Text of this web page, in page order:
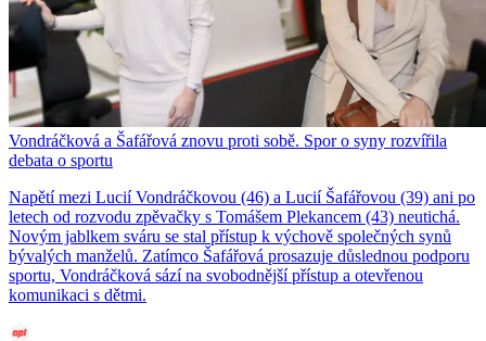
Vondráčková a Šafářová znovu proti sobě. Spor o syny rozvířila
debata o sportu
Napětí mezi Lucií Vondráčkovou (46) a Lucií Šafářovou (39) ani po
letech od rozvodu zpěvačky s Tomášem Plekancem (43) neutichá.
Novým jablkem sváru se stal přístup k výchově společných synů
bývalých manželů. Zatímco Šafářová prosazuje důslednou podporu
sportu, Vondráčková sází na svobodnější přístup a otevřenou
komunikaci s dětmi.